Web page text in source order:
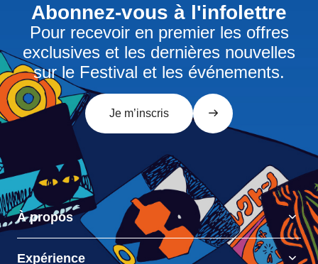
Abonnez-vous à l'infolettre
Pour recevoir en premier les offres
exclusives et les dernières nouvelles
sur le Festival et les événements.
Je m’inscris
À propos
Expérience